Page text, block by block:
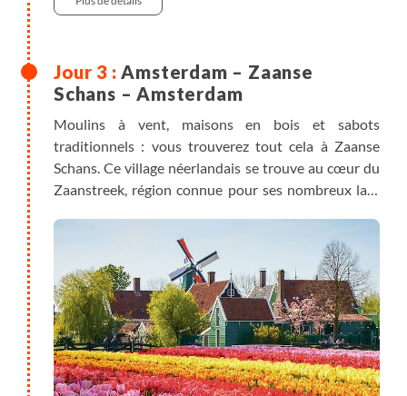
Amsterdam – Zaanse
Schans – Amsterdam
Moulins à vent, maisons en bois et sabots
traditionnels : vous trouverez tout cela à Zaanse
Schans. Ce village néerlandais se trouve au cœur du
Zaanstreek, région connue pour ses nombreux lacs
Vous pourrez découvrir le patrimoine industriel de la
région, vieilles usines, entrepôts pittoresques
bordant le fleuve, sans oublier les beaux moulins à
vent de Zaanse qui continuent de produire la
moutarde, la peinture ou l'huile. Le Zaans Museum
vous apprendra tout ce que vous voulez savoir sur
les traditions régionales
A votre retour vous profiterez une nouvelle fois du